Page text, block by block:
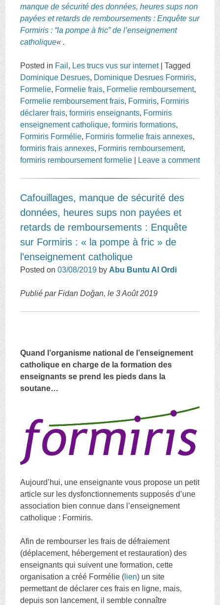
manque de sécurité des données, heures sups non
payées et retards de remboursements : Enquête sur
Formiris : “la pompe à fric” de l’enseignement
catholique« .
Posted in Fail , Les trucs vus sur internet |Tagged
Dominique Desrues, Dominique Desrues Formiris,
Formelie, Formelie frais, Formelie remboursement,
Formelie remboursement frais, Formiris, Formiris
déclarer frais,formiris enseignants, Formiris
enseignement catholique,formiris formations,
Formiris Formélie, Formiris formelie frais annexes,
formiris frais annexes, Formiris remboursement,
formiris remboursement formelie
Leave a comment
Cafouillages, manque de sécurité des
données, heures sups non payées et
retards de remboursements : Enquête
sur Formiris : « la pompe à fric » de
l’enseignement catholique
Posted on03/08/2019 by Abu Buntu Al Ordi
Publié par Fidan Doğan, le 3 Août 2019
Quand l’organisme national de l’enseignement
catholique en charge de la formation des
enseignants se prend les pieds dans la
soutane…
Aujourd’hui, une enseignante vous propose un petit
article sur les dysfonctionnements supposés d’une
association bien connue dans l’enseignement
catholique : Formiris.
Afin de rembourser les frais de défraiement
(déplacement, hébergement et restauration) des
enseignants qui suivent une formation, cette
organisation a créé Formélie ( lien) un site
permettant de déclarer ces frais en ligne, mais,
depuis son lancement, il semble connaître